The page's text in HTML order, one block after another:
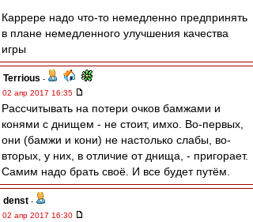
Каррере надо что-то немедленно предпринять
в плане немедленного улучшения качества
игры
Terrious -
02 апр 2017 16:35
Рассчитывать на потери очков бамжами и
конями с днищем - не стоит, имхо. Во-первых,
они (бамжи и кони) не настолько слабы, во-
вторых, у них, в отличие от днища, - пригорает.
Самим надо брать своё. И все будет путём.
denst -
02 апр 2017 16:30